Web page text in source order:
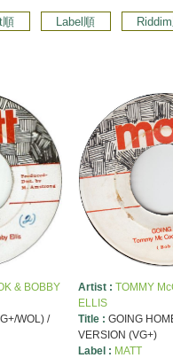
順 Label順
& BOBBY
WOL) /
Artist : TOMMY
ELLIS
Title : GOING
VERSION (VG+)
Label : MATT